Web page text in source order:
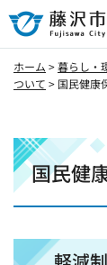
藤沢市
ホーム >暮らし・
ついて > 国民健康
国民健